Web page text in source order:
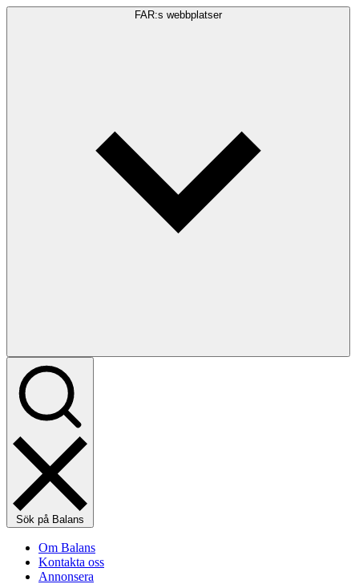
FAR:s webbplatser
Sök på Balans
Om Balans
Kontakta oss
Annonsera